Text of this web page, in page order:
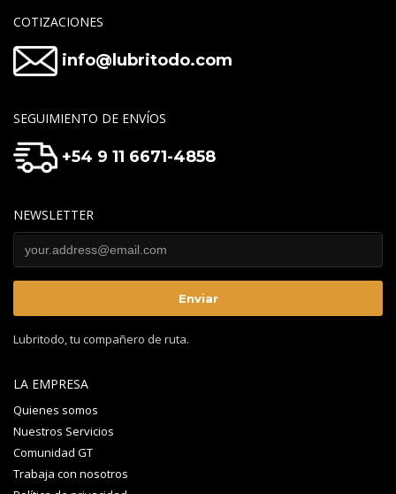
COTIZACIONES
info@lubritodo.com
SEGUIMIENTO DE ENVÍOS
+54 9 11 6671-4858
NEWSLETTER
Lubritodo, tu compañero de ruta.
LA EMPRESA
Quienes somos
Nuestros Servicios
Comunidad GT
Trabaja con nosotros